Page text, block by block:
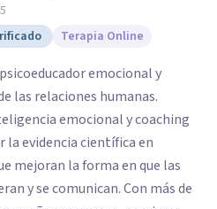
Terapia Online
emocional y
las relaciones humanas.
emocional y coaching
evidencia científica en
mejoran la forma en que las
comunican. Con más de